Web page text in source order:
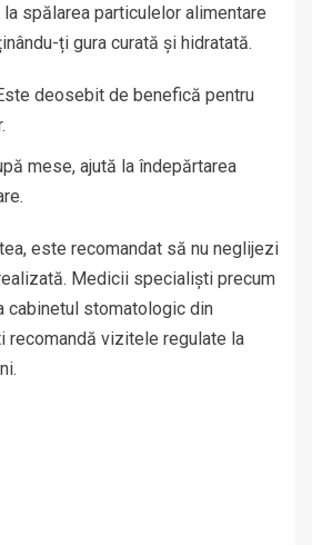
spălarea particulelor alimentare
ți gura curată și hidratată.
deosebit de benefică pentru
mese, ajută la îndepărtarea
este recomandat să nu neglijezi
Medicii specialiști precum
cabinetul stomatologic din
recomandă vizitele regulate la